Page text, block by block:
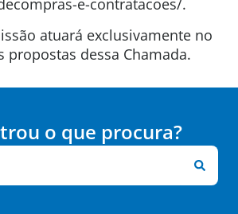
e-contratacoes/.
atuará exclusivamente no
propostas dessa Chamada.
o que procura?